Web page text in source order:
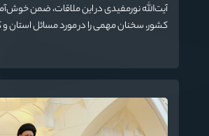
آیت‌الله نورمفیدی در این ملاقات، ضمن
کشور، سخنان مهمی را در مورد مسائل استان و